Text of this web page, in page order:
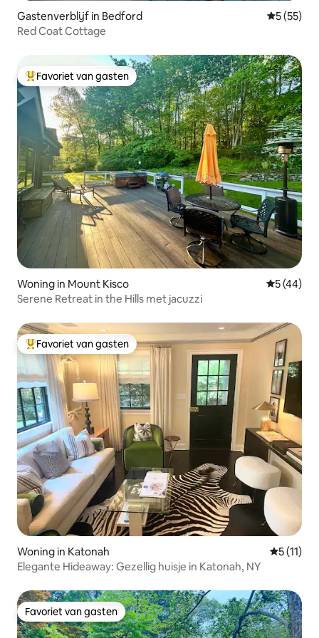
Gastenverblijf in Bedford
5 (55)
Red Coat Cottage
Topfavoriet van gasten
Favoriet van gasten
Woning in Mount Kisco
5 (44)
Serene Retreat in the Hills met jacuzzi
Topfavoriet van gasten
Favoriet van gasten
Woning in Katonah
5 (11)
Elegante Hideaway: Gezellig huisje in Katonah, NY
Favoriet van gasten
Favoriet van gasten